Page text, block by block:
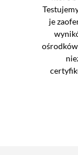
je